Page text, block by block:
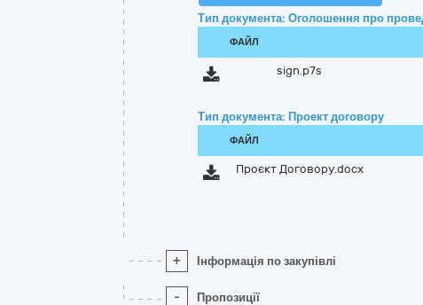
Тип документа: Оголошення про
ФАЙЛ
sign.p7s
Тип документа: Проект договору
ФАЙЛ
Проєкт Договору.docx
+ Інформація по закупівлі
- Пропозиції